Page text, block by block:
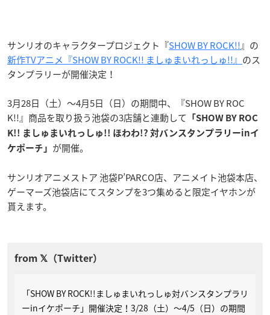
サンリオのキャラクタープロジェクト『SHOW BY ROCK!!』の
新作TVアニメ『SHOW BY ROCK!! ましゅまいれっしゅ!!』 のス
タンプラリーが開催決定！
3月28日（土）～4月5日（日）の期間中、『SHOW BY ROC
K!!』商品を取り扱う池袋の3店舗と連動して 「SHOW BY ROC
K!! ましゅまいれっしゅ!! ほわわ!? 対バンスタンプラリーinイ
ケポーチ」 が開催。
サンリオアニメストア 池袋P’PARCO店、アニメイト池袋本店、
ゲーマーズ池袋店にてスタンプを3つ集めると限定イヤホンが
貰えます。
「SHOW BY ROCK!!ましゅまいれっしゅ対バンスタンプラリ
ーinイケポーチ」開催決定！3/28（土）～4/5（日）の期間